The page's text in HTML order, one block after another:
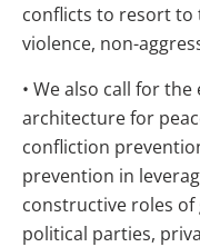
conflicts to resort to
violence, non-
• We also call for
architecture for
confliction
prevention in
constructive roles
political parties,